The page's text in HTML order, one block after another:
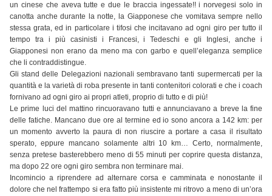
un cinese che aveva tutte e due le braccia ingessate!! i norvegesi solo in
canotta anche durante la notte, la Giapponese che vomitava sempre nello
stessa grata, ed in particolare i tifosi che incitavano ad ogni giro per tutto il
tempo tra i più casinisti i Francesi, i Tedeschi e gli Inglesi, anche i
Giapponesi non erano da meno ma con garbo e quell’eleganza semplice
che li contraddistingue.
Gli stand delle Delegazioni nazionali sembravano tanti supermercati per la
quantità e la varietà di roba presente in tanti contenitori colorati e che i coach
fornivano ad ogni giro ai propri atleti, proprio di tutto e di più!
Le prime luci del mattino rincuoravano tutti e annunciavano a breve la fine
delle fatiche. Mancano due ore al termine ed io sono ancora a 142 km: per
un momento avverto la paura di non riuscire a portare a casa il risultato
sperato, eppure mancano solamente altri 10 km… Certo, normalmente,
senza pretese basterebbero meno di 55 minuti per coprire questa distanza,
ma dopo 22 ore ogni giro sembra non terminare mai.
Incomincio a riprendere ad alternare corsa e camminata e nonostante il
dolore che nel frattempo si era fatto più insistente mi ritrovo a meno di un’ora